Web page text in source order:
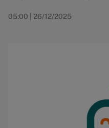
05:00 | 26/12/2025